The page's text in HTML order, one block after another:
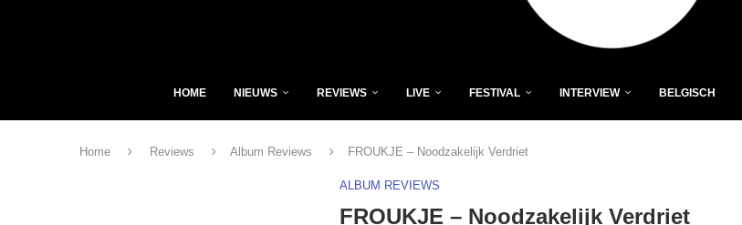
HOME NIEUWS REVIEWS LIVE FESTIVAL INTERVIEW BELGISCH
Home Reviews Album Reviews FROUKJE – Noodzakelijk Verdriet
ALBUM REVIEWS
FROUKJE – Noodzakelijk Verdriet